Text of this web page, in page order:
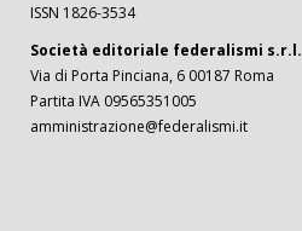
ISSN 1826-3534
Società editoriale federalismi s.r.l.
Via di Porta Pinciana, 6 00187 Roma
Partita IVA 09565351005
amministrazione@federalismi.it